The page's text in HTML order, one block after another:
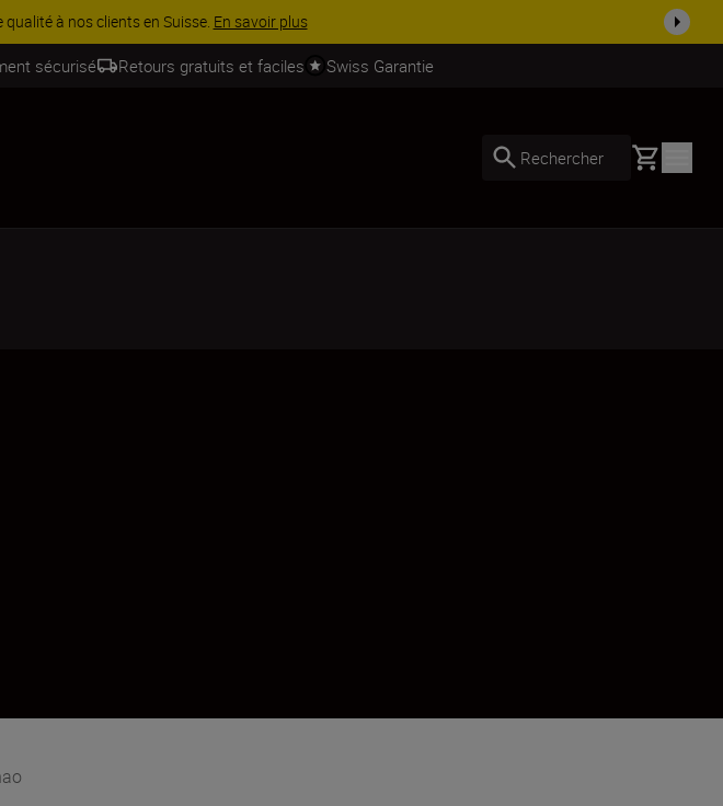
d’accessoires, complétez votre kit dès ...Acheter maintenant
sécurisé Retours gratuits et faciles Swiss Garantie
Rechercher Basket